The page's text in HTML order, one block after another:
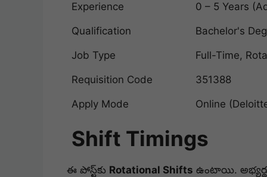
Experience 0 – 5 Years
Qualification Bachelor's
Job Type Full-Time,
Requisition Code 351388
Apply Mode Online
Shift Timings
ఈ పోస్ట్‌కు Rotational Shifts ఉంటాయి.